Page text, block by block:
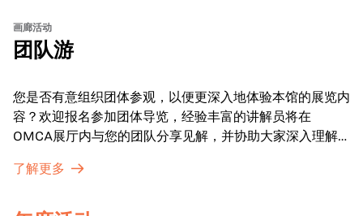
画廊活动
团队游
您是否有意组织团体参观，以便更深入地体验本馆的展览内
容？欢迎报名参加团体导览，经验丰富的讲解员将在
OMCA展厅内与您的团队分享见解，并协助大家深入理解
了解更多